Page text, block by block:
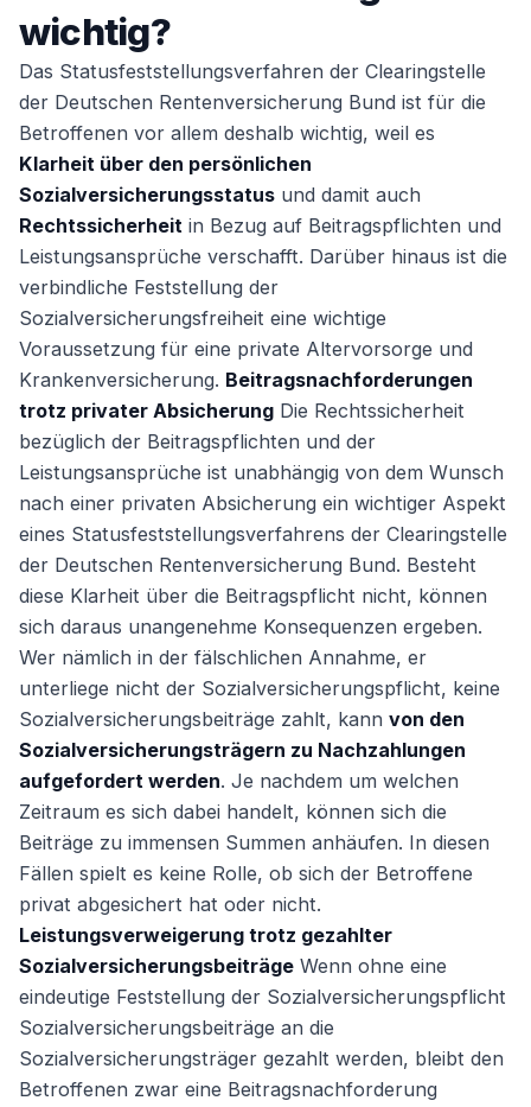
wichtig?
Das Statusfeststellungsverfahren der Clearingstelle
der Deutschen Rentenversicherung Bund ist für die
Betroffenen vor allem deshalb wichtig, weil es
Klarheit über den persönlichen
Sozialversicherungsstatus und damit auch
Rechtssicherheit in Bezug auf Beitragspflichten und
Leistungsansprüche verschafft. Darüber hinaus ist die
verbindliche Feststellung der
Sozialversicherungsfreiheit eine wichtige
Voraussetzung für eine private Altervorsorge und
Krankenversicherung. Beitragsnachforderungen
trotz privater Absicherung Die Rechtssicherheit
bezüglich der Beitragspflichten und der
Leistungsansprüche ist unabhängig von dem Wunsch
nach einer privaten Absicherung ein wichtiger Aspekt
eines Statusfeststellungsverfahrens der Clearingstelle
der Deutschen Rentenversicherung Bund. Besteht
diese Klarheit über die Beitragspflicht nicht, können
sich daraus unangenehme Konsequenzen ergeben.
Wer nämlich in der fälschlichen Annahme, er
unterliege nicht der Sozialversicherungspflicht, keine
Sozialversicherungsbeiträge zahlt, kann von den
Sozialversicherungsträgern zu Nachzahlungen
aufgefordert werden. Je nachdem um welchen
Zeitraum es sich dabei handelt, können sich die
Beiträge zu immensen Summen anhäufen. In diesen
Fällen spielt es keine Rolle, ob sich der Betroffene
privat abgesichert hat oder nicht.
Leistungsverweigerung trotz gezahlter
Sozialversicherungsbeiträge Wenn ohne eine
eindeutige Feststellung der Sozialversicherungspflicht
Sozialversicherungsbeiträge an die
Sozialversicherungsträger gezahlt werden, bleibt den
Betroffenen zwar eine Beitragsnachforderung